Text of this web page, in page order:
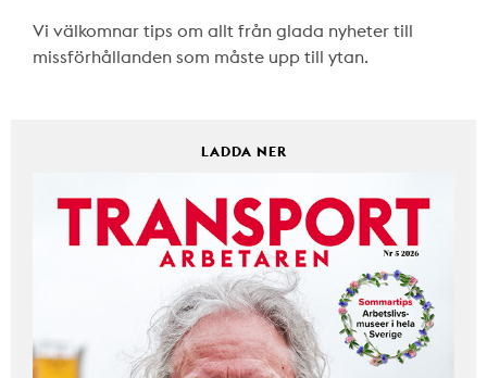
Vi välkomnar tips om allt från glada nyheter till
missförhållanden som måste upp till ytan.
LADDA NER